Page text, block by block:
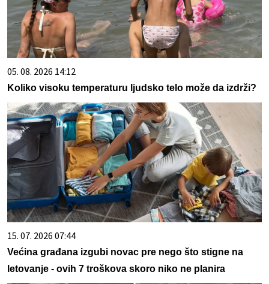
05. 08. 2026 14:12
Koliko visoku temperaturu ljudsko telo može da izdrži?
15. 07. 2026 07:44
Većina građana izgubi novac pre nego što stigne na
letovanje - ovih 7 troškova skoro niko ne planira